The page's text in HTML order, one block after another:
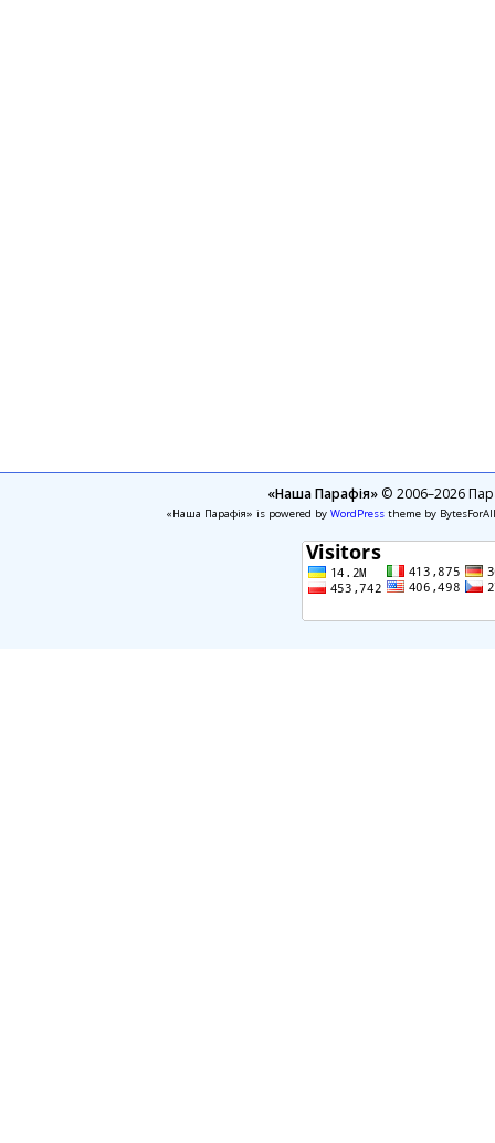
«Наша Парафія»© 2006–2026
«Наша Парафія» is powered by WordPresstheme by